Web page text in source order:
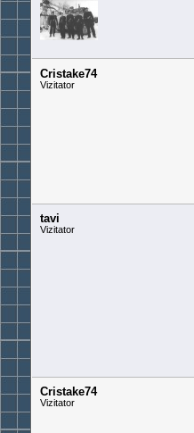
Cristake74
Vizitator
tavi
Vizitator
Cristake74
Vizitator